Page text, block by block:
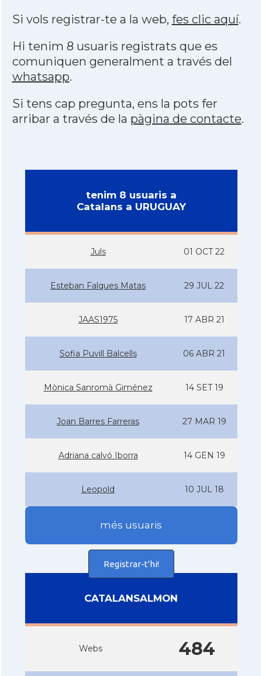
Si vols registrar-te a la web, fes clic aquí.
Hi tenim 8 usuaris registrats que es
comuniquen generalment a través del
whatsapp.
Si tens cap pregunta, ens la pots fer
arribar a través de la pàgina de contacte.
tenim 8 usuaris a
Catalans a URUGUAY
Juls 01 OCT 22
Esteban Falques Matas 29 JUL 22
JAAS1975 17 ABR 21
Sofia Puvill Balcells 06 ABR 21
Mònica Sanromà Giménez 14 SET 19
Joan Barres Farreras 27 MAR 19
Adriana calvó Iborra 14 GEN 19
Leopold 10 JUL 18
més usuaris
Registrar-t'hi!
CATALANSALMON
Webs 484